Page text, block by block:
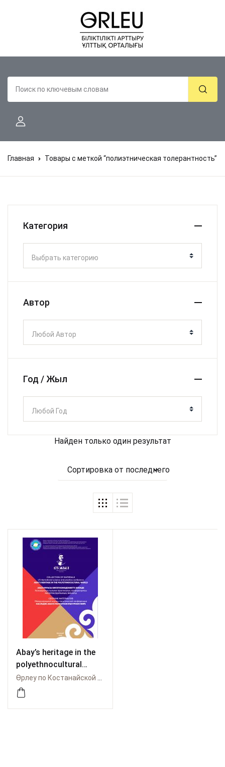
Главная Товары с меткой “полиэтническая толерантность”
Найден только один результат
Сортировка от последнего
Abay’s heritage in the
polyethnocultural
world=Абай мұрасы
көпэтномәдениетті
әлемде=Наследие
Категория
Выбрать категорию
Автор
Любой Автор
Год / Жыл
Любой Год